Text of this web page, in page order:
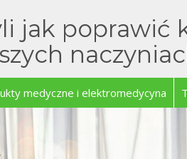
jak poprawić
medyczne i elektromedycyna